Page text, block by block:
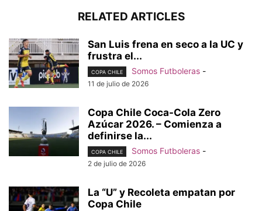
RELATED ARTICLES
San Luis frena en seco a la UC y
frustra el...
COPA CHILE Somos Futboleras -
11 de julio de 2026
Copa Chile Coca-Cola Zero
Azúcar 2026. – Comienza a
definirse la...
COPA CHILE Somos Futboleras -
2 de julio de 2026
La “U” y Recoleta empatan por
Copa Chile